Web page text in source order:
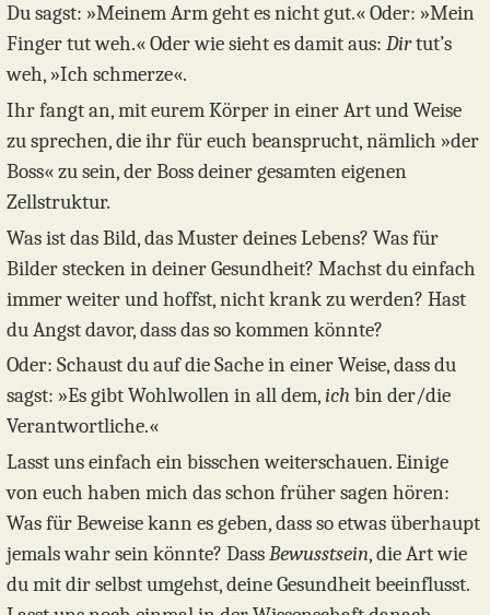
Du sagst: »Meinem Arm geht es nicht gut.« Oder: »Mein
Finger tut weh.« Oder wie sieht es damit aus: Dirtut’s
weh, »Ich schmerze«.
Ihr fangt an, mit eurem Körper in einer Art und Weise
zu sprechen, die ihr für euch beansprucht, nämlich »der
Boss« zu sein, der Boss deiner gesamten eigenen
Zellstruktur.
Was ist das Bild, das Muster deines Lebens? Was für
Bilder stecken in deiner Gesundheit? Machst du einfach
immer weiter und hoffst, nicht krank zu werden? Hast
du Angst davor, dass das so kommen könnte?
Oder: Schaust du auf die Sache in einer Weise, dass du
sagst: »Es gibt Wohlwollen in all dem,ich bin der/die
Verantwortliche.«
Lasst uns einfach ein bisschen weiterschauen. Einige
von euch haben mich das schon früher sagen hören:
Was für Beweise kann es geben, dass so etwas überhaupt
jemals wahr sein könnte? DassBewusstsein, die Art wie
du mit dir selbst umgehst, deine Gesundheit beeinflusst.